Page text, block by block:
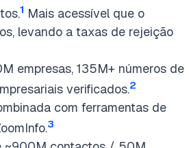
1 Mais acessível que o
levando a taxas de rejeição
empresas, 135M+ números de
verificados.2
com ferramentas de
3